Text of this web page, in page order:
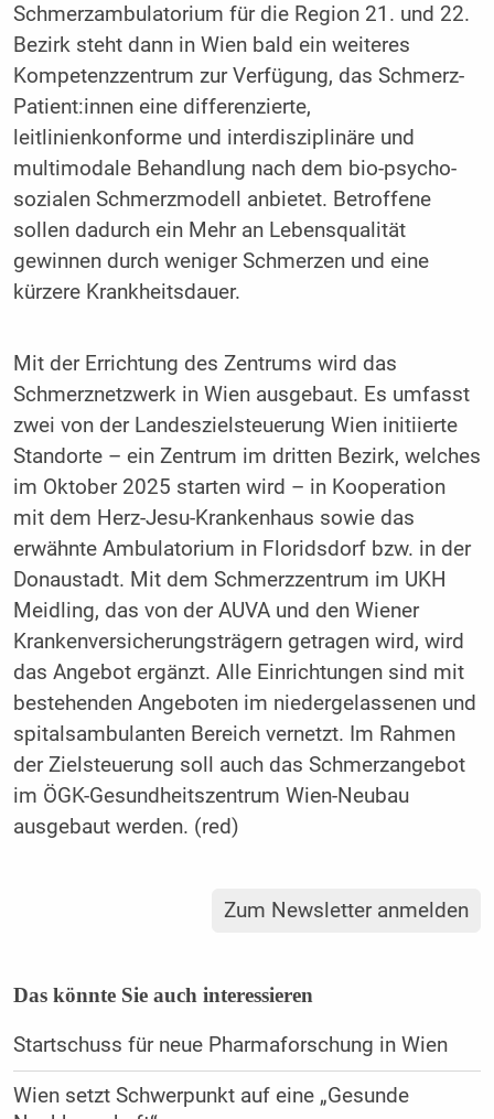
Schmerzambulatorium für die Region 21. und 22.
Bezirk steht dann in Wien bald ein weiteres
Kompetenzzentrum zur Verfügung, das Schmerz-
Patient:innen eine differenzierte,
leitlinienkonforme und interdisziplinäre und
multimodale Behandlung nach dem bio-psycho-
sozialen Schmerzmodell anbietet. Betroffene
sollen dadurch ein Mehr an Lebensqualität
gewinnen durch weniger Schmerzen und eine
kürzere Krankheitsdauer.
Mit der Errichtung des Zentrums wird das
Schmerznetzwerk in Wien ausgebaut. Es umfasst
zwei von der Landeszielsteuerung Wien initiierte
Standorte – ein Zentrum im dritten Bezirk, welches
im Oktober 2025 starten wird – in Kooperation
mit dem Herz-Jesu-Krankenhaus sowie das
erwähnte Ambulatorium in Floridsdorf bzw. in der
Donaustadt. Mit dem Schmerzzentrum im UKH
Meidling, das von der AUVA und den Wiener
Krankenversicherungsträgern getragen wird, wird
das Angebot ergänzt. Alle Einrichtungen sind mit
bestehenden Angeboten im niedergelassenen und
spitalsambulanten Bereich vernetzt. Im Rahmen
der Zielsteuerung soll auch das Schmerzangebot
im ÖGK-Gesundheitszentrum Wien-Neubau
ausgebaut werden. (red)
Zum Newsletter anmelden
Das könnte Sie auch interessieren
Startschuss für neue Pharmaforschung in Wien
Wien setzt Schwerpunkt auf eine „Gesunde